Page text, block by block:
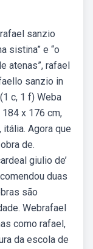
sanzio
sistina” e “o
atenas”, rafael
sanzio in
c, 1 f) Weba
x 176 cm,
Agora que
de.
giulio de’
duas
são
Webrafael
como rafael,
da escola de